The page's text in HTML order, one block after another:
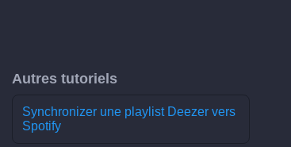
Autres tutoriels
Synchronizer une playlist Deezer vers
Spotify